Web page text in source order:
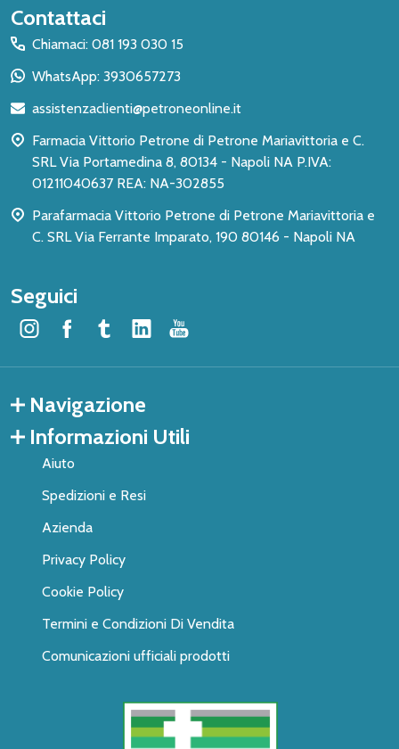
Inizio
del
piè
pagina
Contattaci
Chiamaci: 081 193 030 15
WhatsApp: 3930657273
assistenzaclienti@petroneonline.it
Farmacia Vittorio Petrone di Petrone Mariavittoria e C.
SRL Via Portamedina 8, 80134 - Napoli NA P.IVA:
01211040637 REA: NA-302855
Parafarmacia Vittorio Petrone di Petrone Mariavittoria e
C. SRL Via Ferrante Imparato, 190 80146 - Napoli NA
Seguici
Navigazione
Informazioni Utili
Aiuto
Spedizioni e Resi
Azienda
Privacy Policy
Cookie Policy
Termini e Condizioni Di Vendita
Comunicazioni ufficiali prodotti